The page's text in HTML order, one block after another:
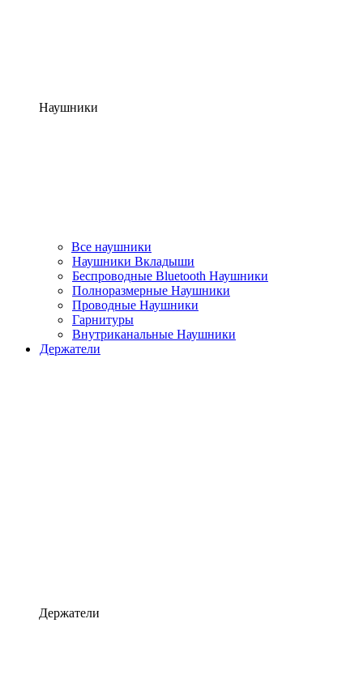
Наушники
Все наушники
Наушники Вкладыши
Беспроводные Bluetooth Наушники
Полноразмерные Наушники
Проводные Наушники
Гарнитуры
Внутриканальные Наушники
Держатели
Держатели